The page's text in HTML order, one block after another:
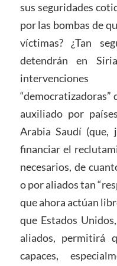
sus seguridades
por las bombas de
víctimas? ¿Tan
detendrán en
“democratizadoras”
auxiliado por
Arabia Saudí
financiar el
necesarios, de
o por aliados tan
que ahora actúan
que Estados
aliados, permitirá
capaces,